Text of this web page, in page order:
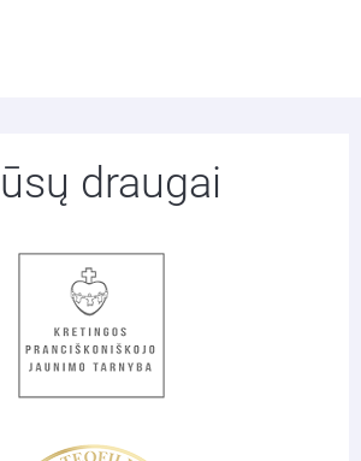
draugai